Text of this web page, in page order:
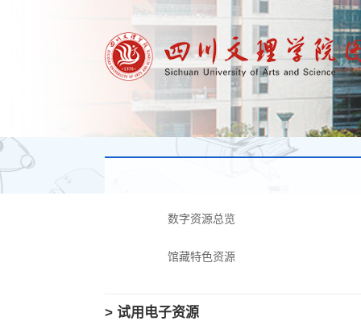
数字资源总览
馆藏特色资源
> 试用电子资源